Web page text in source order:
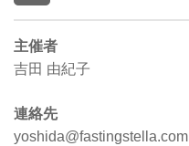
主催者
吉田 由紀子
連絡先
yoshida@fastingstella.com